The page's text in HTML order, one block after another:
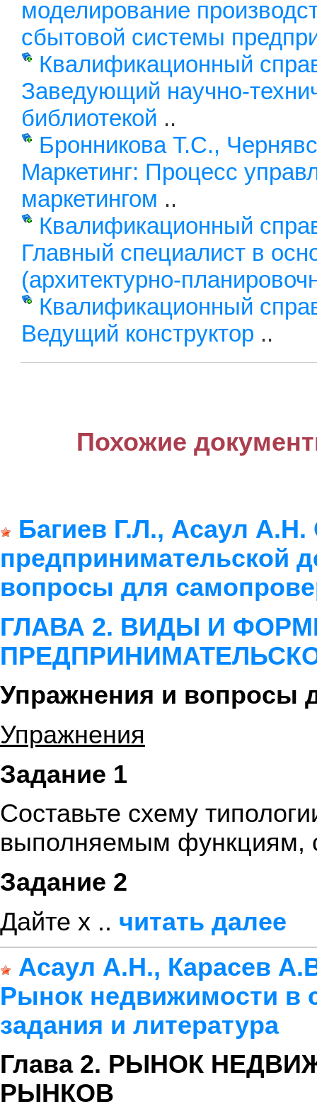
моделирование
сбытовой системы
Квалификационный
Заведующий научно-
библиотекой ..
Бронникова Т.С.,
Маркетинг: Процесс
маркетингом ..
Квалификационный
Главный специалист в
(архитектурно-
Квалификационный
Ведущий конструктор ..
Похожие
Багиев Г.Л., Асаул А.Н.
предпринимательской
вопросы для
ГЛАВА 2. ВИДЫ И
Упражнения и вопросы
Упражнения
Задание 1
Составьте схему
выполняемым функциям,
Задание 2
Дайте х .. читать далее
Асаул А.Н., Карасев
Рынок недвижимости в
задания и литература
Глава 2. РЫНОК
РЫНКОВ